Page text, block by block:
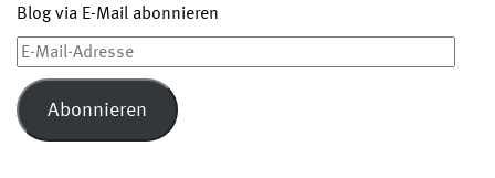
Blog via E-Mail abonnieren
E-
Mail-
Adresse
Abonnieren